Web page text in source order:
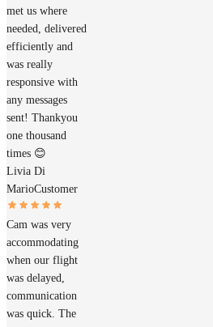
met us where
needed, delivered
efficiently and
was really
responsive with
any messages
sent! Thankyou
one thousand
times 😊
Livia Di
MarioCustomer
Cam was very
accommodating
when our flight
was delayed,
communication
was quick. The